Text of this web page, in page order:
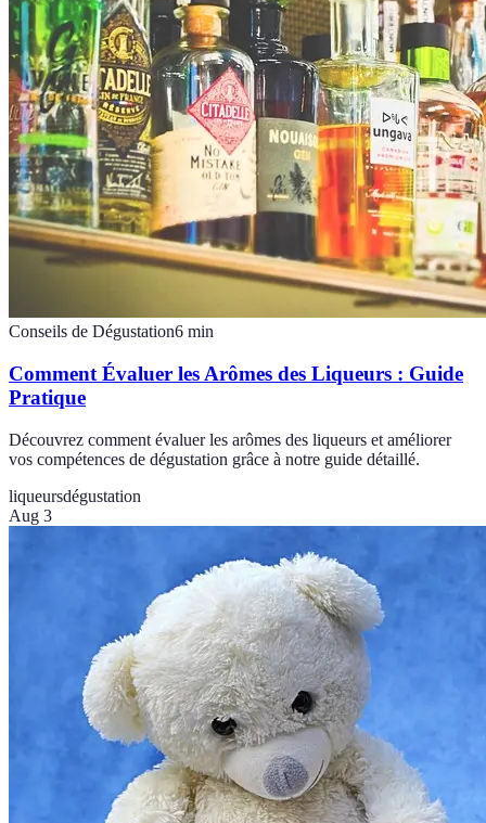
Conseils de Dégustation6 min
Comment Évaluer les Arômes des Liqueurs : Guide
Pratique
Découvrez comment évaluer les arômes des liqueurs et améliorer
vos compétences de dégustation grâce à notre guide détaillé.
liqueursdégustation
Aug 3